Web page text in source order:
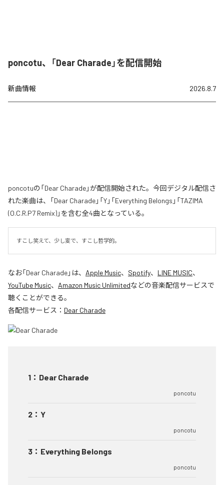
poncotu、「Dear Charade」を配信開始
新曲情報 2026.8.7
poncotuの「Dear Charade」が配信開始された。今回デジタル配信さ
れた楽曲は、「Dear Charade」「Y」「Everything Belongs」「TAZIMA
(O.C.R.P7 Remix)」を含む全4曲となっている。
すこし笑えて、少し変で、すこし哲学的。
なお「Dear Charade」は、 Apple Music、 Spotify、 LINE MUSIC、
YouTube Music、 Amazon Music Unlimitedなどの音楽配信サービスで
聴くことができる。
各配信サービス： Dear Charade
1 ： Dear Charade
poncotu
2 ： Y
poncotu
3 ： Everything Belongs
poncotu